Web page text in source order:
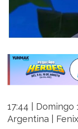
17:44 | Domingo
Argentina |